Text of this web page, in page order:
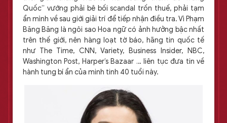
Quốc” vướng phải bê bối scandal trốn thuế, phải tạm
ẩn mình về sau giới giải trí để tiếp nhận điều tra. Vì Phạm
Băng Băng là ngôi sao Hoa ngữ có ảnh hưởng bậc nhất
trên thế giới, nên hàng loạt tờ báo, hãng tin quốc tế
như The Time, CNN, Variety, Business Insider, NBC,
Washington Post, Harper’s Bazaar … liên tục đưa tin về
hành tung bí ẩn của minh tinh 40 tuổi này.